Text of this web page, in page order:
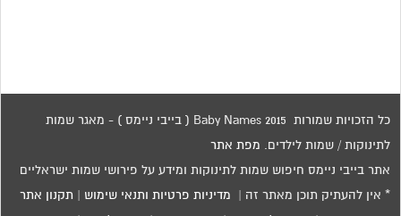
כל הזכויות שמורות 2015 Baby Names ( בייבי ניימס ) - מאגר שמות
לתינוקות / שמות לילדים. מפת אתר
אתר בייבי ניימס חיפוש שמות לתינוקות ומידע על פירושי שמות ישראליים
* אין להעתיק תוכן מאתר זה | מדיניות פרטיות ותנאי שימוש תקנון אתר